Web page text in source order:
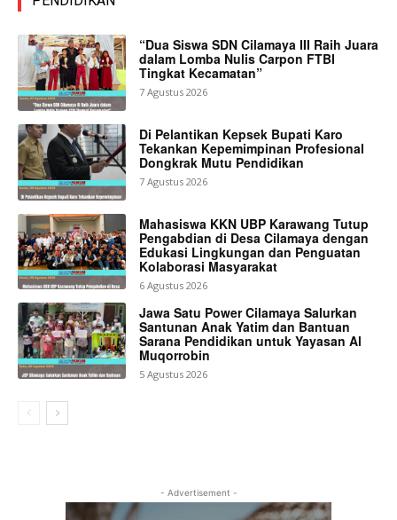
“Dua Siswa SDN Cilamaya III Raih Juara
dalam Lomba Nulis Carpon FTBI
Tingkat Kecamatan”
7 Agustus 2026
Di Pelantikan Kepsek Bupati Karo
Tekankan Kepemimpinan Profesional
Dongkrak Mutu Pendidikan
7 Agustus 2026
Mahasiswa KKN UBP Karawang Tutup
Pengabdian di Desa Cilamaya dengan
Edukasi Lingkungan dan Penguatan
Kolaborasi Masyarakat
6 Agustus 2026
Jawa Satu Power Cilamaya Salurkan
Santunan Anak Yatim dan Bantuan
Sarana Pendidikan untuk Yayasan Al
Muqorrobin
5 Agustus 2026
- Advertisement -